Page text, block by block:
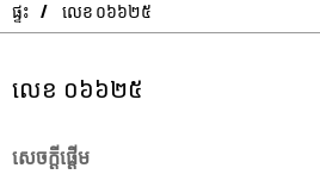
ផ្ទះ លេខ ០៦៦២៥
លេខ ០៦៦២៥
សេចក្តីផ្តើម